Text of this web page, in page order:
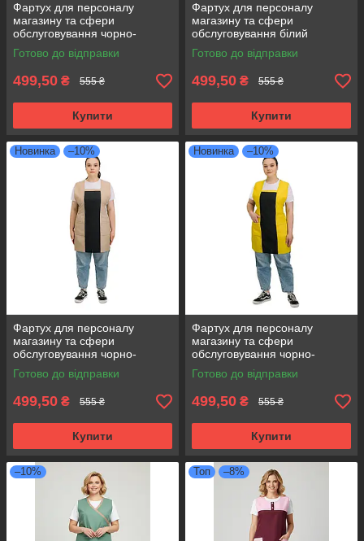
Фартух для персоналу
магазину та сфери
обслуговування чорно-
зелений
Готово до відправки
499,50 ₴ 555 ₴
Купити
Фартух для персоналу
магазину та сфери
обслуговування білий
Готово до відправки
499,50 ₴ 555 ₴
Купити
Новинка –10%
Фартух для персоналу
магазину та сфери
обслуговування чорно-
бежевий
Готово до відправки
499,50 ₴ 555 ₴
Купити
Новинка –10%
Фартух для персоналу
магазину та сфери
обслуговування чорно-
жовтий
Готово до відправки
499,50 ₴ 555 ₴
Купити
–10% Топ –8%